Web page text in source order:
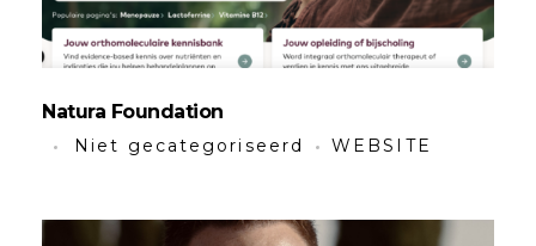
Natura Foundation
Niet gecategoriseerd WEBSITE